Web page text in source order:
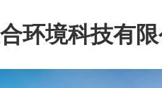
环境科技有